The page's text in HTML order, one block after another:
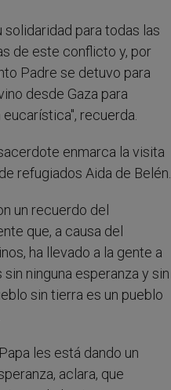
solidaridad para todas las
de este conflicto y, por
Padre se detuvo para
desde Gaza para
recuerda.
enmarca la visita
refugiados Aida de Belén.
un recuerdo del
que, a causa del
ha llevado a la gente a
ninguna esperanza y sin
sin tierra es un pueblo
les está dando un
aclara, que